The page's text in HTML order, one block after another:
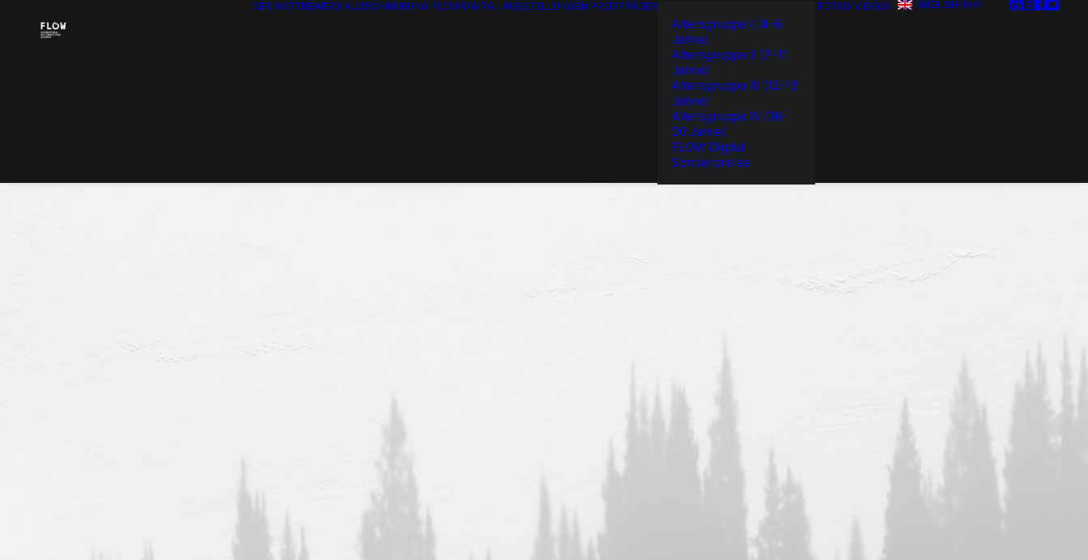
DER WETTBEWERB AUSSCHREIBUNG FLOW DIGITAL AUSSTELLUNGEN PREISTRÄGER
Altersgruppe I (4-6
Jahre)
Altersgruppe II (7-11
Jahre)
Altersgruppe III (12-15
Jahre)
Altersgruppe IV (16-
20 Jahre)
FLOW Digital
Sonderpreise
FOTOS VIDEOS ENGLISH (UK)